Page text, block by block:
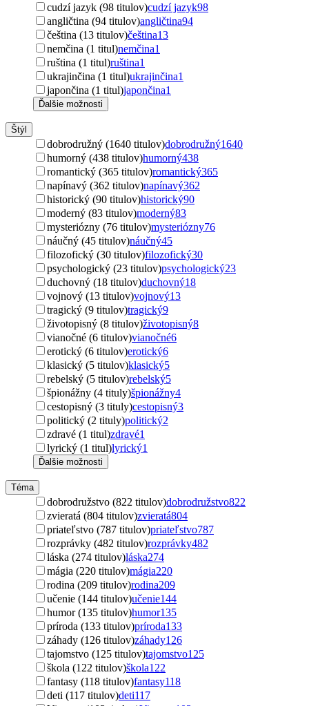
cudzí jazyk (98 titulov)cudzí jazyk98
angličtina (94 titulov)angličtina94
čeština (13 titulov)čeština13
nemčina (1 titul)nemčina1
ruština (1 titul)ruština1
ukrajinčina (1 titul)ukrajinčina1
japončina (1 titul)japončina1
Ďalšie možnosti
Štýl
dobrodružný (1640 titulov)dobrodružný1640
humorný (438 titulov)humorný438
romantický (365 titulov)romantický365
napínavý (362 titulov)napínavý362
historický (90 titulov)historický90
moderný (83 titulov)moderný83
mysteriózny (76 titulov)mysteriózny76
náučný (45 titulov)náučný45
filozofický (30 titulov)filozofický30
psychologický (23 titulov)psychologický23
duchovný (18 titulov)duchovný18
vojnový (13 titulov)vojnový13
tragický (9 titulov)tragický9
životopisný (8 titulov)životopisný8
vianočné (6 titulov)vianočné6
erotický (6 titulov)erotický6
klasický (5 titulov)klasický5
rebelský (5 titulov)rebelský5
špionážny (4 tituly)špionážny4
cestopisný (3 tituly)cestopisný3
politický (2 tituly)politický2
zdravé (1 titul)zdravé1
lyrický (1 titul)lyrický1
Ďalšie možnosti
Téma
dobrodružstvo (822 titulov)dobrodružstvo822
zvieratá (804 titulov)zvieratá804
priateľstvo (787 titulov)priateľstvo787
rozprávky (482 titulov)rozprávky482
láska (274 titulov)láska274
mágia (220 titulov)mágia220
rodina (209 titulov)rodina209
učenie (144 titulov)učenie144
humor (135 titulov)humor135
príroda (133 titulov)príroda133
záhady (126 titulov)záhady126
tajomstvo (125 titulov)tajomstvo125
škola (122 titulov)škola122
fantasy (118 titulov)fantasy118
deti (117 titulov)deti117